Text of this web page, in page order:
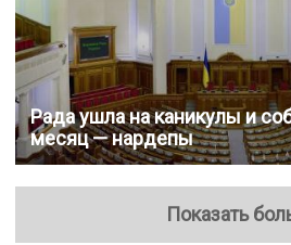
Рада ушла на каникулы и
месяц — нардепы
Показать